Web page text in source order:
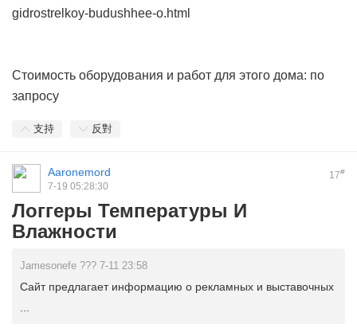
gidrostrelkoy-budushhee-o.html
Стоимость оборудования и работ для этого дома: по
запросу
支持 反對
17#
Aaronemord
7-19 05:28:30
Логгеры Температуры И
Влажности
Jamesonefe ??? 7-11 23:58
Сайт предлагает информацию о рекламных и выставочных